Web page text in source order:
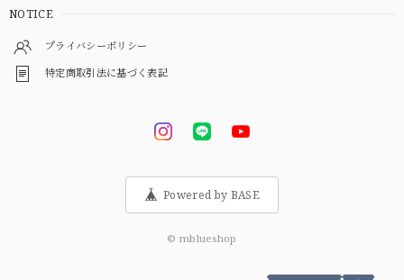
NOTICE
プライバシーポリシー
特定商取引法に基づく表記
Powered by BASE
© mblueshop